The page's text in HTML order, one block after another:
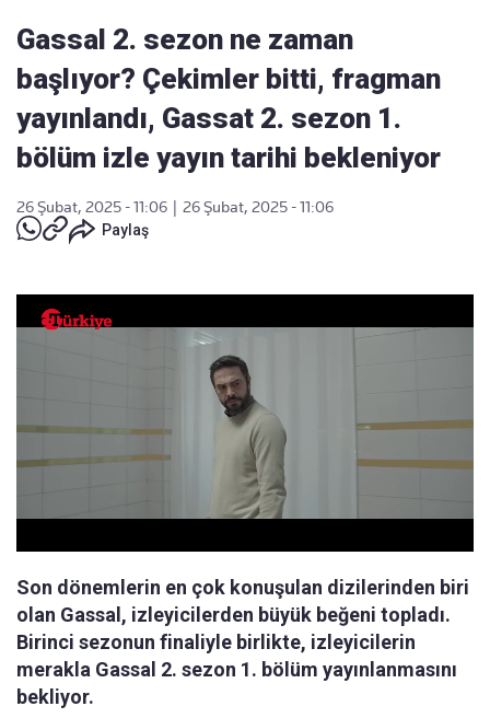
Gassal 2. sezon ne zaman
başlıyor? Çekimler bitti, fragman
yayınlandı, Gassat 2. sezon 1.
bölüm izle yayın tarihi bekleniyor
26 Şubat, 2025 - 11:06
26 Şubat, 2025 - 11:06
Paylaş
Son dönemlerin en çok konuşulan dizilerinden biri
olan Gassal, izleyicilerden büyük beğeni topladı.
Birinci sezonun finaliyle birlikte, izleyicilerin
merakla Gassal 2. sezon 1. bölüm yayınlanmasını
bekliyor.